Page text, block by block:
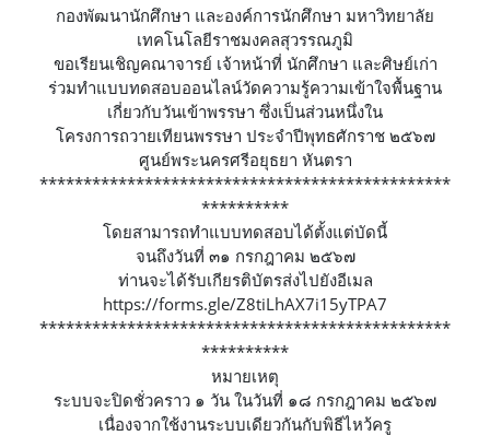
กองพัฒนานักศึกษา และองค์การนักศึกษา มหาวิทยาลัย
เทคโนโลยีราชมงคลสุวรรณภูมิ
ขอเรียนเชิญคณาจารย์ เจ้าหน้าที่ นักศึกษา และศิษย์เก่า
ร่วมทำแบบทดสอบออนไลน์วัดความรู้ความเข้าใจพื้นฐาน
เกี่ยวกับวันเข้าพรรษา ซึ่งเป็นส่วนหนึ่งใน
โครงการถวายเทียนพรรษา ประจำปีพุทธศักราช ๒๕๖๗
ศูนย์พระนครศรีอยุธยา หันตรา
***********************************************
**********
โดยสามารถทำแบบทดสอบได้ตั้งแต่บัดนี้
จนถึงวันที่ ๓๑ กรกฎาคม ๒๕๖๗
ท่านจะได้รับเกียรติบัตรส่งไปยังอีเมล
https://forms.gle/Z8tiLhAX7i15yTPA7
***********************************************
**********
หมายเหตุ
ระบบจะปิดชั่วคราว ๑ วัน ในวันที่ ๑๘ กรกฎาคม ๒๕๖๗
เนื่องจากใช้งานระบบเดียวกันกับพิธีไหว้ครู